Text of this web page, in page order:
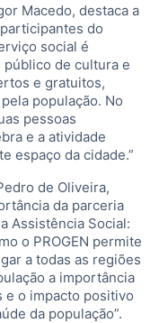
Macedo, destaca a
do
social é
público de cultura e
e gratuitos,
população. No
pessoas
e a atividade
espaço da cidade.”
de Oliveira,
da parceria
Assistência Social:
o PROGEN permite
a todas as regiões
a importância
e o impacto positivo
da população”.